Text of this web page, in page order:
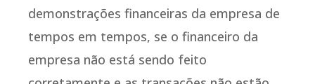
demonstrações financeiras da empresa de
tempos em tempos, se o financeiro da
empresa não está sendo feito